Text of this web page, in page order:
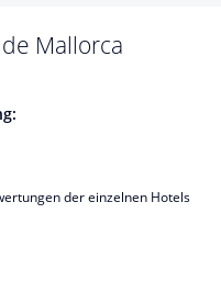
Mallorca
der einzelnen Hotels